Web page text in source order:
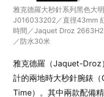
雅克德羅大秒針系列黑色大
J016033202／直徑43mm
時間／Jaquet Droz
／防水30米
雅克德羅（Jaquet-Droz
計的兩地時大秒針腕錶
Time）。其中兩款配備